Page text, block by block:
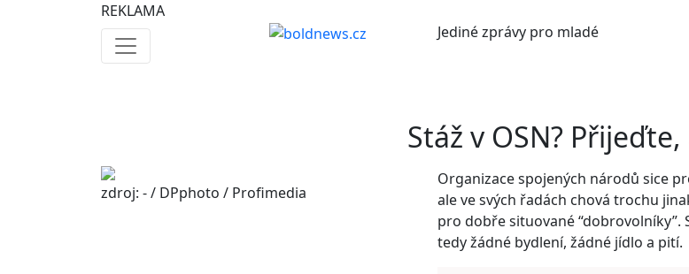
REKLAMA
Jedinézprávy pro mladé
Stáž v OSN?
zdroj: - / DPphoto / Profimedia
Organizace spojených národů sice
ale ve svých řadách chová trochu
pro dobře situované
tedy žádné bydlení, žádné jídlo a pití.